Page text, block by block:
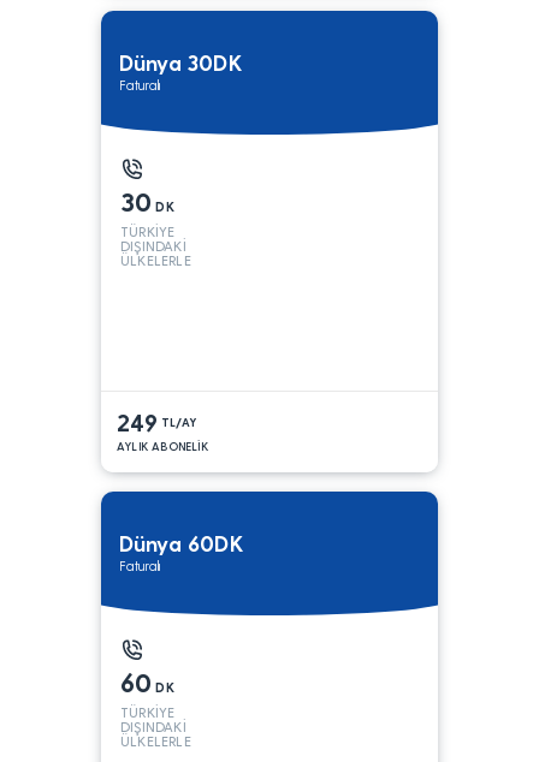
Dünya 30DK
Faturalı
30 DK
TÜRKİYE
DIŞINDAKİ
ÜLKELERLE
249 TL/AY
AYLIK ABONELİK
Dünya 60DK
Faturalı
60 DK
TÜRKİYE
DIŞINDAKİ
ÜLKELERLE